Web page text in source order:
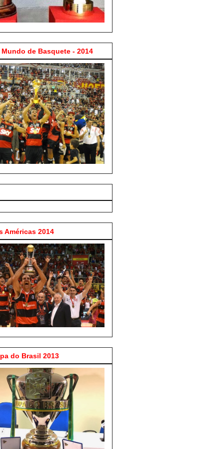
de Basquete - 2014
Américas 2014
do Brasil 2013